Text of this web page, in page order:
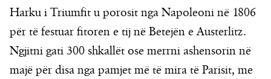
Harku i Triumfit u porosit nga Napoleoni në 1806
për të festuar fitoren e tij në Betejën e Austerlitz.
Ngjitni gati 300 shkallët ose merrni ashensorin në
majë për disa nga pamjet më të mira të Parisit, me